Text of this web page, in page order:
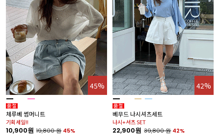
45%
체루베 썸머니트
기획세일!!
10,900원 19,800원 45%
42%
베무드 나시셔츠세트
나시+셔츠 SET
22,900원 39,800원 42%